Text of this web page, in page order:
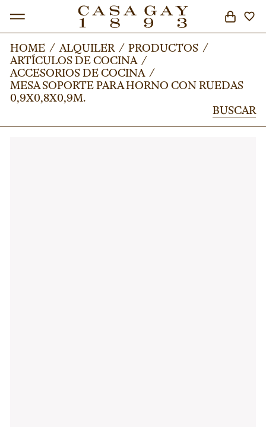
BUSCAR
HOME / ALQUILER / PRODUCTOS /
ARTÍCULOS DE COCINA /
ACCESORIOS DE COCINA /
MESA SOPORTE PARA HORNO CON RUEDAS
0,9X0,8X0,9M.
BUSCAR
HOME / ALQUILER / PRODUCTOS /
ARTÍCULOS DE COCINA /
ACCESORIOS DE COCINA /
MESA SOPORTE PARA HORNO CON RUEDAS
0,9X0,8X0,9M.
BUSCAR